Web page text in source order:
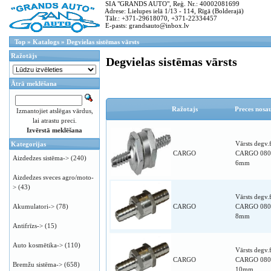
SIA "GRANDS AUTO", Reģ. Nr.: 40002081699
Adrese: Lielupes ielā 1/13 - 114, Rīgā (Bolderajā)
Tālr.: +371-29618070, +371-22334457
E-pasts: grandsauto@inbox.lv
Top » Katalogs » Degvielas sistēmas vārsts
Degvielas sistēmas vārsts
Ražotajs Preces
CARGO
Vārsts
CARGO
6mm
CARGO
Vārsts
CARGO
8mm
CARGO
Vārsts
CARGO
10mm
Ražotājs
Ātrā meklēšana
Izmantojiet atslēgas vārdus,
lai atrastu preci.
Izvērstā meklēšana
Kategorijas
Aizdedzes sistēma-> (240)
Aizdedzes sveces agro/moto-
> (43)
Akumulatori-> (78)
Antifrīzs-> (15)
Auto kosmētika-> (110)
Bremžu sistēma-> (658)